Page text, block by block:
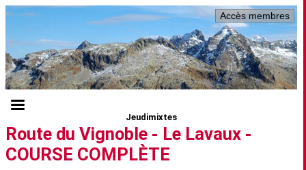
Accès membres
Jeudimixtes
Route du Vignoble - Le Lavaux -
COURSE COMPLÈTE